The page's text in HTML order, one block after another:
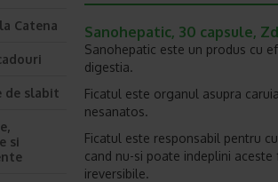
Sanohepatic, 30 capsule,
Sanohepatic este un produs cu
digestia.
Ficatul este organul asupra
nesanatos.
Ficatul este responsabil pentru
cand nu-si poate indeplini
ireversibile.
Catena
de slabit
si